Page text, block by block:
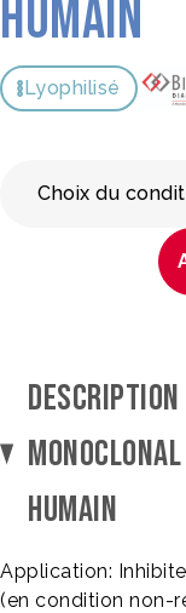
humain
Lyophilisé
Choix du
HUMAIN
Application:
(en condition non-